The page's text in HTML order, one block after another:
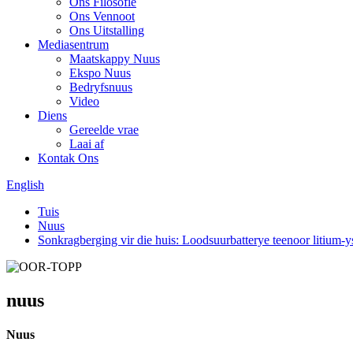
Ons Vennoot
Ons Uitstalling
Mediasentrum
Maatskappy Nuus
Ekspo Nuus
Bedryfsnuus
Video
Diens
Gereelde vrae
Laai af
Kontak Ons
English
Tuis
Nuus
Sonkragberging vir die huis: Loodsuurbatterye teenoor litium-
nuus
Nuus